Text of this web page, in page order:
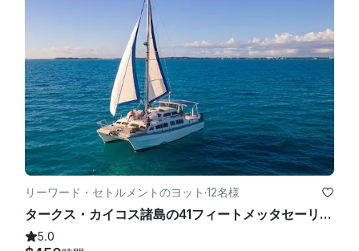
リーワード・セトルメントのヨット ·12名様
タークス・カイコス諸島の41フィートメッタセーリングカタマラン
5.0